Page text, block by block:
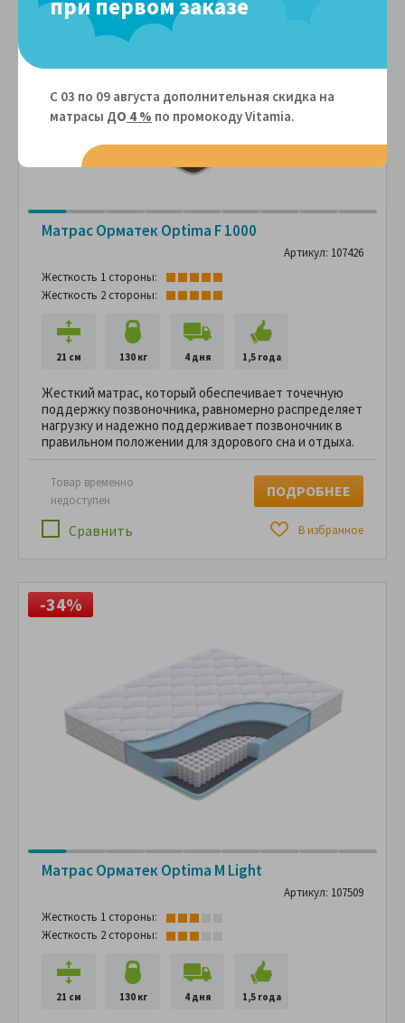
Матрас Орматек Optima F 1000
Артикул: 107426
Жесткость 1 стороны:
Жесткость 2 стороны:
21 см 130 кг 4 дня 1,5 года
Жесткий матрас, который обеспечивает точечную
поддержку позвоночника, равномерно распределяет
нагрузку и надежно поддерживает позвоночник в
правильном положении для здорового сна и отдыха.
Сравнить В избранное
Товар временно
недоступен
ПОДРОБНЕЕ
-34%
Матрас Орматек Optima M Light
Артикул: 107509
Жесткость 1 стороны:
Жесткость 2 стороны:
21 см 130 кг 4 дня 1,5 года
при первом заказе
С 03 по 09 августа дополнительная скидка на
матрасы ДО 4 % по промокоду Vitamiа.